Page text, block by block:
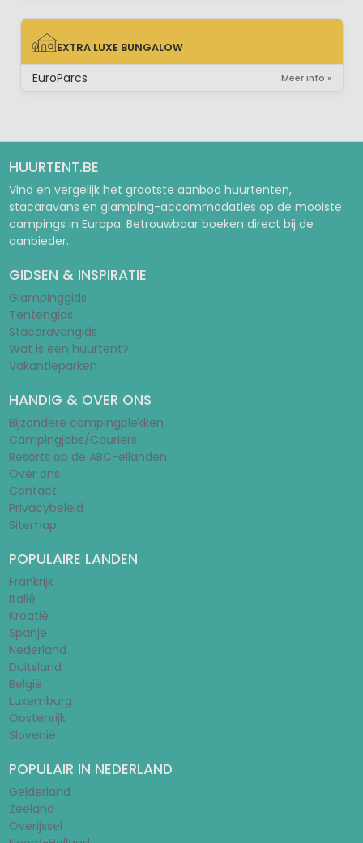
EXTRA LUXE BUNGALOW
EXTRA LUXE BUNGALOW
EuroParcs Meer info »
HUURTENT.BE
Vind en vergelijk het grootste aanbod huurtenten,
stacaravans en glamping-accommodaties op de mooiste
campings in Europa. Betrouwbaar boeken direct bij de
aanbieder.
GIDSEN & INSPIRATIE
Glampinggids
Tentengids
Stacaravangids
Wat is een huurtent?
Vakantieparken
HANDIG & OVER ONS
Bijzondere campingplekken
Campingjobs/Couriers
Resorts op de ABC-eilanden
Over ons
Contact
Privacybeleid
Sitemap
POPULAIRE LANDEN
Frankrijk
Italië
Kroatië
Spanje
Nederland
Duitsland
België
Luxemburg
Oostenrijk
Slovenië
POPULAIR IN NEDERLAND
Gelderland
Zeeland
Overijssel